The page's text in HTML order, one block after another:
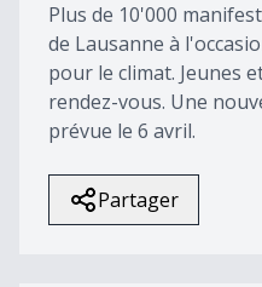
Plus de 10'000
de Lausanne à
pour le climat. Jeunes
rendez-vous. Une
prévue le 6 avril.
Partager